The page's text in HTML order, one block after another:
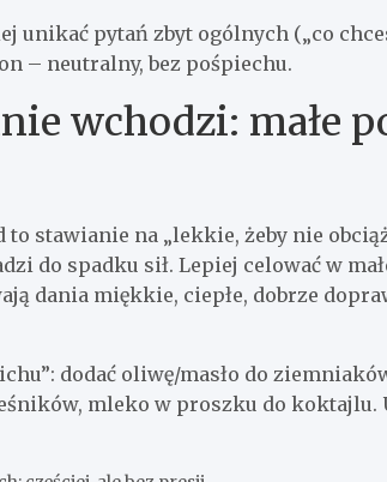
unikać pytań zbyt ogólnych („co
– neutralny, bez pośpiechu.
wchodzi: małe
to stawianie na „lekkie, żeby nie
do spadku sił. Lepiej celować w
dania miękkie, ciepłe, dobrze
dodać oliwę/masło do
mleko w proszku do koktajlu.